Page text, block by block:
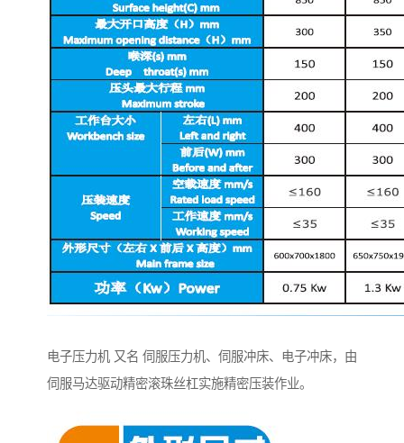
电子压力机 又名 伺服压力机、伺服冲床、电子冲床，由
伺服马达驱动精密滚珠丝杠实施精密压装作业。